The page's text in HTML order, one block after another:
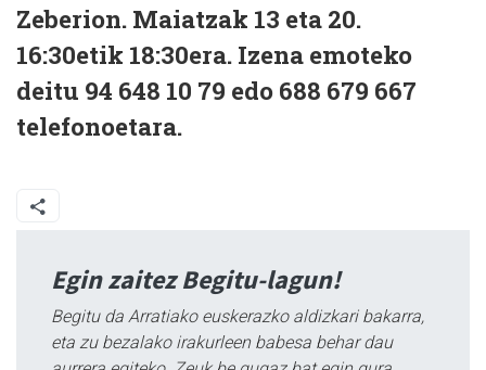
Zeberion. Maiatzak 13 eta 20.
16:30etik 18:30era. Izena emoteko
deitu 94 648 10 79 edo 688 679 667
telefonoetara.
Egin zaitez Begitu-lagun!
Begitu da Arratiako euskerazko aldizkari bakarra,
eta zu bezalako irakurleen babesa behar dau